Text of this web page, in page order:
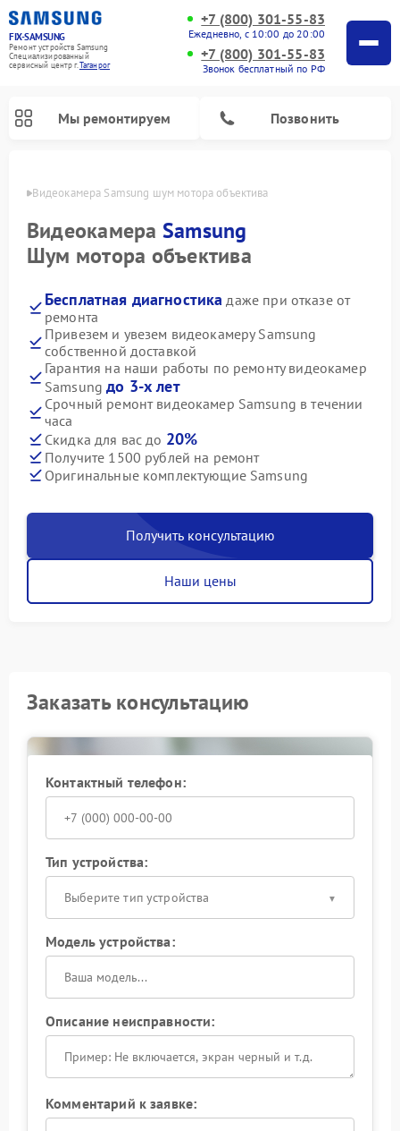
FIX-SAMSUNG
Ремонт устройств Samsung
Специализированный
cервисный центр г.Таганрог
+7 (800) 301-55-83
Ежедневно, с 10:00 до 20:00
+7 (800) 301-55-83
Звонок бесплатный по РФ
Мы ремонтируем Позвонить
Видеокамера Samsung шум мотора объектива
Видеокамера Samsung
Шум мотора объектива
Бесплатная диагностика даже при отказе от
ремонта
Привезем и увезем видеокамеру Samsung
собственной доставкой
Гарантия на наши работы по ремонту видеокамер
Samsungдо 3-х лет
Срочный ремонт видеокамер Samsung в течении
часа
Скидка для вас до 20%
Получите 1500 рублей на ремонт
Оригинальные комплектующие Samsung
Получить консультацию
Наши цены
Заказать консультацию
Контактный телефон:
Тип устройства:
Выберите тип устройства
Модель устройства:
Описание неисправности:
Комментарий к заявке: